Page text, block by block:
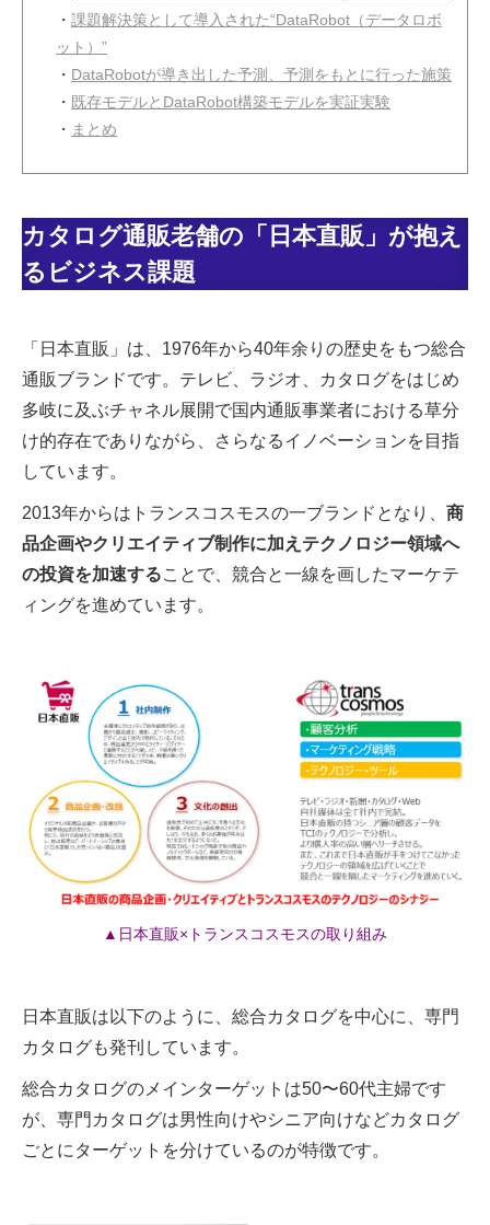
・ 課題解決策として導入された“DataRobot（データロボ
ット）”
・ DataRobotが導き出した予測、予測をもとに行った施策
・ 既存モデルとDataRobot構築モデルを実証実験
・ まとめ
カタログ通販老舗の「日本直販」が抱え
るビジネス課題
「日本直販」は、1976年から40年余りの歴史をもつ総合
通販ブランドです。テレビ、ラジオ、カタログをはじめ
多岐に及ぶチャネル展開で国内通販事業者における草分
け的存在でありながら、さらなるイノベーションを目指
しています。
2013年からはトランスコスモスの一ブランドとなり、 商
品企画やクリエイティブ制作に加えテクノロジー領域へ
の投資を加速することで、競合と一線を画したマーケテ
ィングを進めています。
▲日本直販×トランスコスモスの取り組み
日本直販は以下のように、総合カタログを中心に、専門
カタログも発刊しています。
総合カタログのメインターゲットは50〜60代主婦です
が、専門カタログは男性向けやシニア向けなどカタログ
ごとにターゲットを分けているのが特徴です。